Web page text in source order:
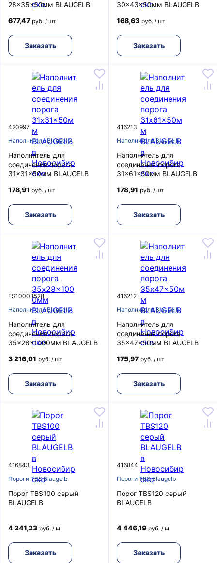
28x35x50мм BLAUGELB
677,47 руб. / шт
Заказать
30x43x50мм BLAUGELB
168,63 руб. / шт
Заказать
420997
Наполнители Blaugelb
Наполнитель для
соединения порога
31x31x50мм BLAUGELB
178,91 руб. / шт
Заказать
416213
Наполнители Blaugelb
Наполнитель для
соединения порога
31x61x50мм BLAUGELB
178,91 руб. / шт
Заказать
FS10003528
Наполнители Blaugelb
Наполнитель для
соединения порога
35x28x1000мм BLAUGELB
3 216,01 руб. / шт
Заказать
416212
Наполнители Blaugelb
Наполнитель для
соединения порога
35x47x50мм BLAUGELB
175,97 руб. / шт
Заказать
416843
Пороги TBS Blaugelb
Порог TBS100 серый
BLAUGELB
4 241,23 руб. / м
Заказать
416844
Пороги TBS Blaugelb
Порог TBS120 серый
BLAUGELB
4 446,19 руб. / м
Заказать